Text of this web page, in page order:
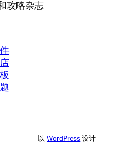
攻略杂志
以WordPress 设计